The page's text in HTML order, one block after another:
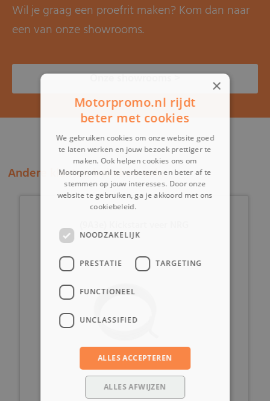
Wil je graag een proefrit maken? Kom dan naar
een van onze showrooms.
Onze showrooms >
Andere klanten bekeken ook:
×
Motorpromo.nl rijdt
beter met cookies
We gebruiken cookies om onze website goed
te laten werken en jouw bezoek prettiger te
maken. Ook helpen cookies ons om
Motorpromo.nl te verbeteren en beter af te
stemmen op jouw interesses. Door onze
website te gebruiken, ga je akkoord met ons
cookiebeleid.
NOODZAKELIJK
PRESTATIE TARGETING
FUNCTIONEEL
UNCLASSIFIED
ALLES ACCEPTEREN
ALLES AFWIJZEN